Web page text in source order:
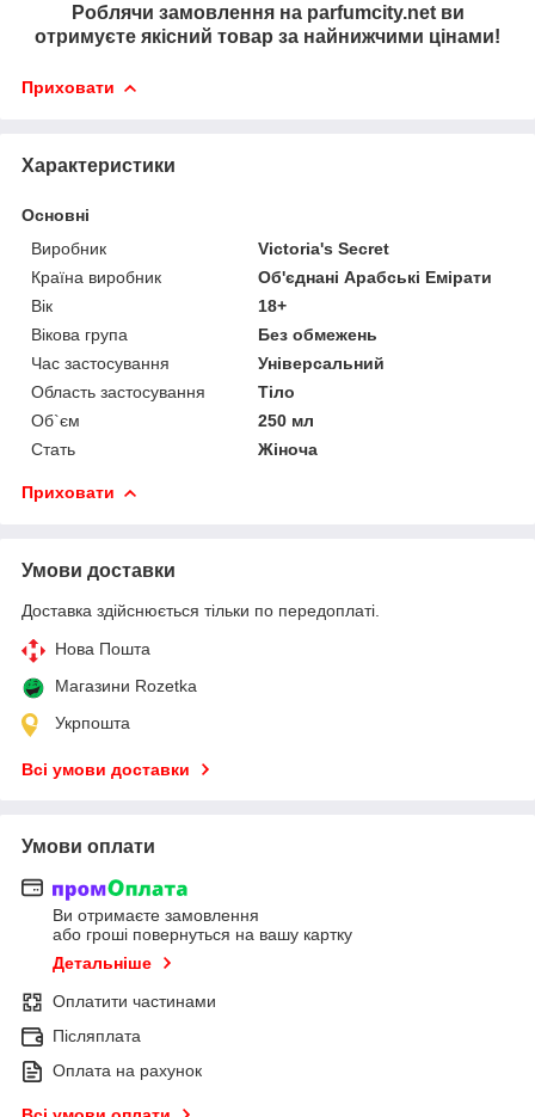
Роблячи замовлення на parfumcity.net ви
отримуєте якісний товар за найнижчими цінами!
Приховати
Характеристики
Основні
Виробник
Victoria's Secret
Країна виробник
Об'єднані Арабські Емірати
Вік
18+
Вікова група
Без обмежень
Час застосування
Універсальний
Область застосування
Тіло
Об`єм
250 мл
Стать
Жіноча
Приховати
Умови доставки
Доставка здійснюється тільки по передоплаті.
Нова Пошта
Магазини Rozetka
Укрпошта
Всі умови доставки
Умови оплати
Ви отримаєте замовлення
або гроші повернуться на вашу картку
Детальніше
Оплатити частинами
Післяплата
Оплата на рахунок